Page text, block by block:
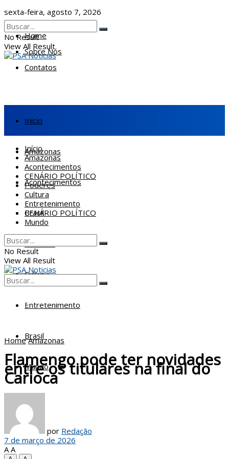
sexta-feira, agosto 7, 2026
Home
Sobre Nós
Contatos
No Result
View All Result
Início
Amazonas
Acontecimentos
CENÁRIO POLÍTICO
Poderes
Cultura
Entretenimento
Brasil
Mundo
Início
Amazonas
Acontecimentos
CENÁRIO POLÍTICO
Poderes
Cultura
Entretenimento
Brasil
Mundo
No Result
View All Result
View All Result
Home Amazonas
Flamengo pode ter novidades
entre os titulares na final do
Carioca
por Redação
7 de março de 2026
A A